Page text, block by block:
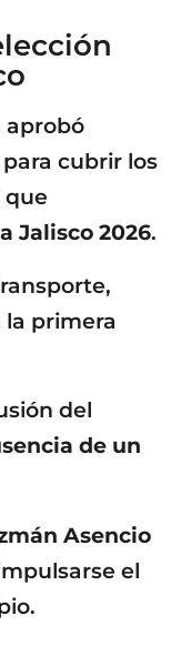
aprobó
para cubrir los
que
Jalisco 2026.
primera
del
de un
Asencio
el